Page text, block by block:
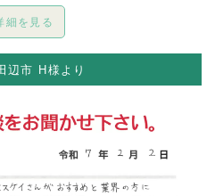
細を見る
辺市 H様より